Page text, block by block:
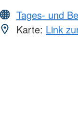
Tages- und
Karte: Link